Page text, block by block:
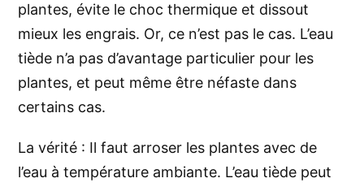
plantes, évite le choc thermique et dissout
mieux les engrais. Or, ce n’est pas le cas. L’eau
tiède n’a pas d’avantage particulier pour les
plantes, et peut même être néfaste dans
certains cas.
La vérité : Il faut arroser les plantes avec de
l’eau à température ambiante. L’eau tiède peut